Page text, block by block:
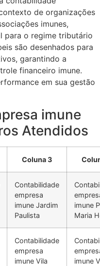
de organizações
imunes,
para o regime tributário
são desenhados para
garantindo a
financeiro imune.
em sua gestão
imune
Atendidos
Coluna 3
Contabilidade
empresa
imune Jardim
Paulista
imune
Maria
Contabilidade
empresa
imune Vila
imune